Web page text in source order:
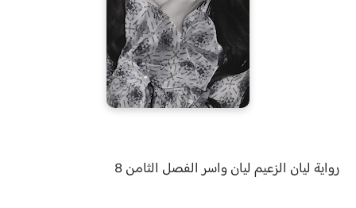
رواية ليان الزعيم ليان واسر الفصل الثامن 8